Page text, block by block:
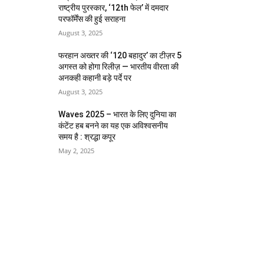
राष्ट्रीय पुरस्कार, ‘12th फेल’ में दमदार
परफॉर्मेंस की हुई सराहना
August 3, 2025
फरहान अख्तर की ‘120 बहादुर’ का टीज़र 5
अगस्त को होगा रिलीज़ — भारतीय वीरता की
अनकही कहानी बड़े पर्दे पर
August 3, 2025
Waves 2025 – भारत के लिए दुनिया का
कंटेंट हब बनने का यह एक अविश्वसनीय
समय है : श्रद्धा कपूर
May 2, 2025